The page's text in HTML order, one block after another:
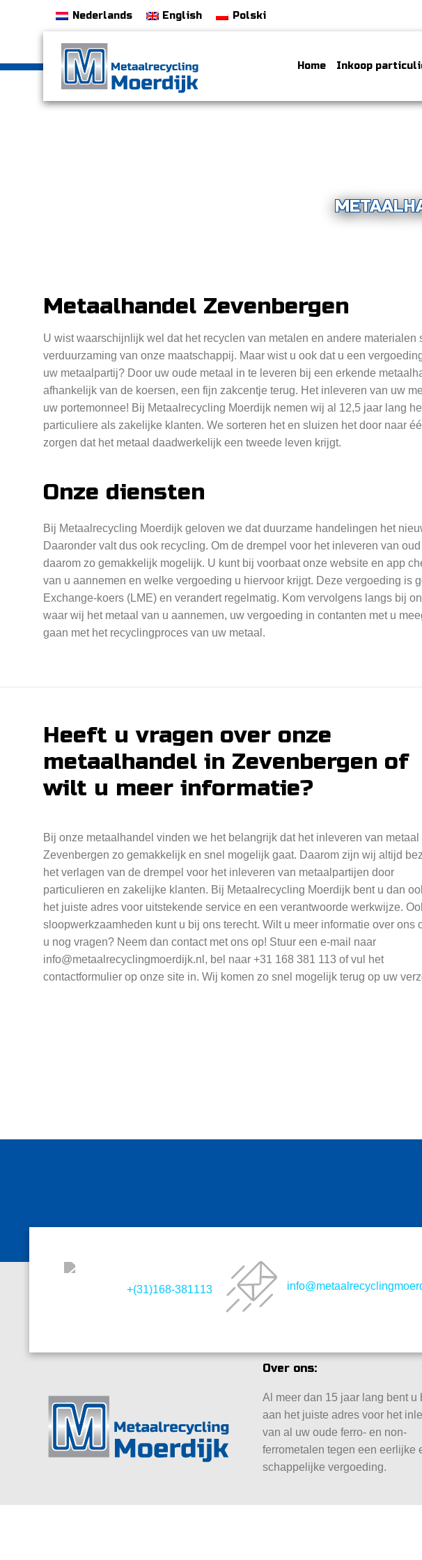
Nederlands English Polski
Home Inkoop
Metaalhandel Zevenbergen
U wist waarschijnlijk wel dat het recyclen van metalen en andere materialen
verduurzaming van onze maatschappij. Maar wist u ook dat u een
uw metaalpartij? Door uw oude metaal in te leveren bij een erkende
afhankelijk van de koersen, een fijn zakcentje terug. Het inleveren van uw
uw portemonnee! Bij Metaalrecycling Moerdijk nemen wij al 12,5 jaar lang
particuliere als zakelijke klanten. We sorteren het en sluizen het door naar
zorgen dat het metaal daadwerkelijk een tweede leven krijgt.
Onze diensten
Bij Metaalrecycling Moerdijk geloven we dat duurzame handelingen het
Daaronder valt dus ook recycling. Om de drempel voor het inleveren van
daarom zo gemakkelijk mogelijk. U kunt bij voorbaat onze website en app
van u aannemen en welke vergoeding u hiervoor krijgt. Deze vergoeding is
Exchange-koers (LME) en verandert regelmatig. Kom vervolgens langs bij
waar wij het metaal van u aannemen, uw vergoeding in contanten met u
gaan met het recyclingproces van uw metaal.
Heeft u vragen over onze
metaalhandel in Zevenbergen of
wilt u meer informatie?
Bij onze metaalhandel vinden we het belangrijk dat het inleveren van metaal
Zevenbergen zo gemakkelijk en snel mogelijk gaat. Daarom zijn wij altijd
het verlagen van de drempel voor het inleveren van metaalpartijen door
particulieren en zakelijke klanten. Bij Metaalrecycling Moerdijk bent u dan
het juiste adres voor uitstekende service en een verantwoorde werkwijze.
sloopwerkzaamheden kunt u bij ons terecht. Wilt u meer informatie over ons
u nog vragen? Neem dan contact met ons op! Stuur een e-mail naar
info@metaalrecyclingmoerdijk.nl, bel naar +31 168 381 113 of vul het
contactformulier op onze site in. Wij komen zo snel mogelijk terug op uw
+(31)168-381113
Over ons:
Al meer dan 15 jaar lang bent u
aan het juiste adres voor het
van al uw oude ferro- en non-
ferrometalen tegen een eerlijke
schappelijke vergoeding.